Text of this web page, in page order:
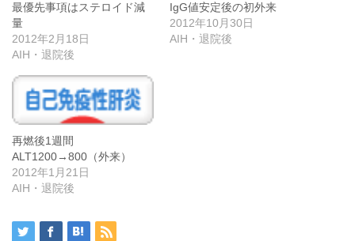
最優先事項はステロイド減
量
2012年2月18日
AIH・退院後
IgG値安定後の初外来
2012年10月30日
AIH・退院後
再燃後1週間
ALT1200→800（外来）
2012年1月21日
AIH・退院後